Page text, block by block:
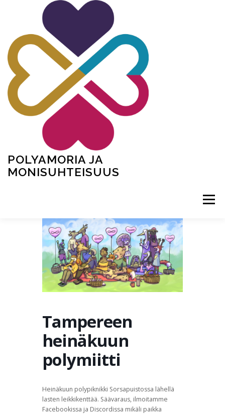
POLYAMORIA JA
MONISUHTEISUUS
Valikko
TERVETULOA TIETOA APUA VERTAISTOIMINTA
YHDISTYS KAUPPA YHTEYSTIEDOT PÅ SVENSKA
Tampereen
heinäkuun
polymiitti
Heinäkuun polypiknikki Sorsapuistossa lähellä
lasten leikkikenttää. Säävaraus, ilmoitamme
Facebookissa ja Discordissa mikäli paikka